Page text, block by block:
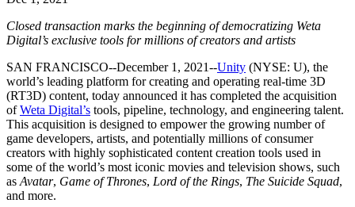
LiveOps
Insights pós-lançamento e operações de jogos ao vivo
Amplie
Aquisição de usuários
Seja descoberto e adquira usuários móveis
In-App Purchase
Gerencie as IAP em todas as lojas e no modelo D2C (direto ao
consumidor).
Varejo
Transformar experiências em loja em experiências online
Automotivo
Impulsione a inovação e as experiências dentro do carro
Veja todas as indústrias
Estudos de caso
Histórias de sucesso do mundo real
Guias de melhores práticas
Dicas e truques de especialistas
Demonstrações
Demonstrações, amostras e blocos de construção
Todos os recursos
Novidades
Prêmios Unity
Celebrando criadores do Unity em todo o mundo
Tutoriais
Dicas práticas e melhores práticas
Educação
Para estudantes
Impulsione sua carreira
Para educadores
Impulsione seu ensino
Concessão de Licença Educacional
Closed transaction marks the beginning of democratizing Weta
Digital’s exclusive tools for millions of creators and artists
SAN FRANCISCO--December 1, 2021--Unity (NYSE: U), the
world’s leading platform for creating and operating real-time 3D
(RT3D) content, today announced it has completed the acquisition
ofWeta Digital’s tools, pipeline, technology, and engineering talent.
This acquisition is designed to empower the growing number of
game developers, artists, and potentially millions of consumer
creators with highly sophisticated content creation tools used in
some of the world’s most iconic movies and television shows, such
as Avatar, Game of Thrones, Lord of the Rings, The Suicide Squad,
and more.